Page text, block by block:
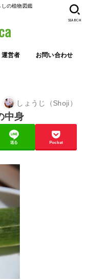
の植物図鑑
運営者 お問い合わせ
SEARCH
しょうじ（Shoji）
中身
送る Pocket